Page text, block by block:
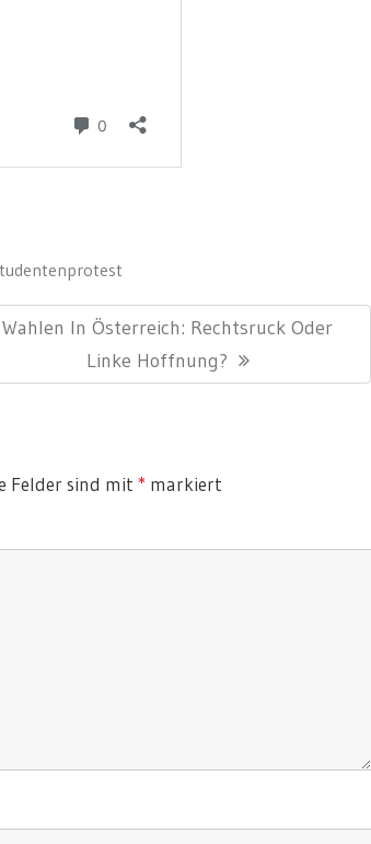
Next
Wahlen In Österreich: Rechtsruck Oder
Linke Hoffnung?
Felder sind mit * markiert